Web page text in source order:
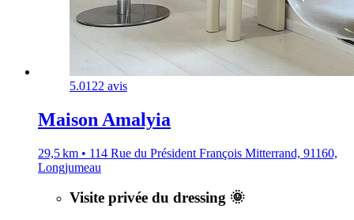
5.0122 avis
Maison Amalyia
29,5 km • 114 Rue du Président François Mitterrand, 91160,
Longjumeau
Visite privée du dressing 🌞